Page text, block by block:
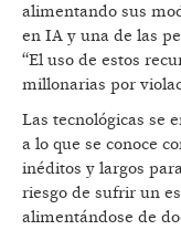
alimentando sus
en IA y una de las
“El uso de estos
millonarias por
Las tecnológicas se
a lo que se conoce
inéditos y largos
riesgo de sufrir un
alimentándose de